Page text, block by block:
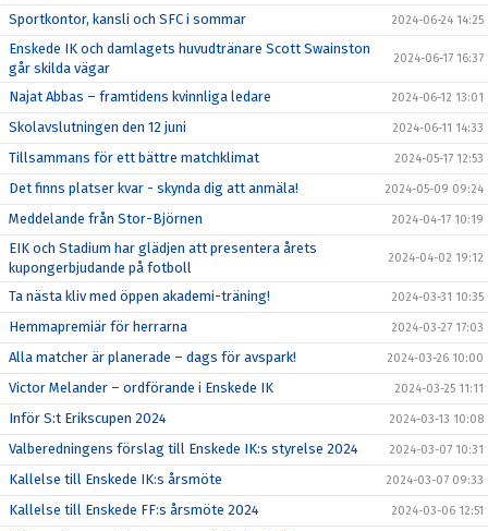
Sportkontor, kansli och SFC i sommar 2024-06-24 14:25
Enskede IK och damlagets huvudtränare Scott Swainston
går skilda vägar
2024-06-17 16:37
Najat Abbas – framtidens kvinnliga ledare 2024-06-12 13:01
Skolavslutningen den 12 juni 2024-06-11 14:33
Tillsammans för ett bättre matchklimat 2024-05-17 12:53
Det finns platser kvar - skynda dig att anmäla! 2024-05-09 09:24
Meddelande från Stor-Björnen 2024-04-17 10:19
EIK och Stadium har glädjen att presentera årets
kupongerbjudande på fotboll
2024-04-02 19:12
Ta nästa kliv med öppen akademi-träning! 2024-03-31 10:35
Hemmapremiär för herrarna 2024-03-27 17:03
Alla matcher är planerade – dags för avspark! 2024-03-26 10:00
Victor Melander – ordförande i Enskede IK 2024-03-25 11:11
Inför S:t Erikscupen 2024 2024-03-13 10:08
Valberedningens förslag till Enskede IK:s styrelse 2024 2024-03-07 10:31
Kallelse till Enskede IK:s årsmöte 2024-03-07 09:33
Kallelse till Enskede FF:s årsmöte 2024 2024-03-06 12:51